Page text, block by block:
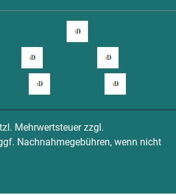
Mehrwertsteuer zzgl.
Nachnahmegebühren, wenn nicht